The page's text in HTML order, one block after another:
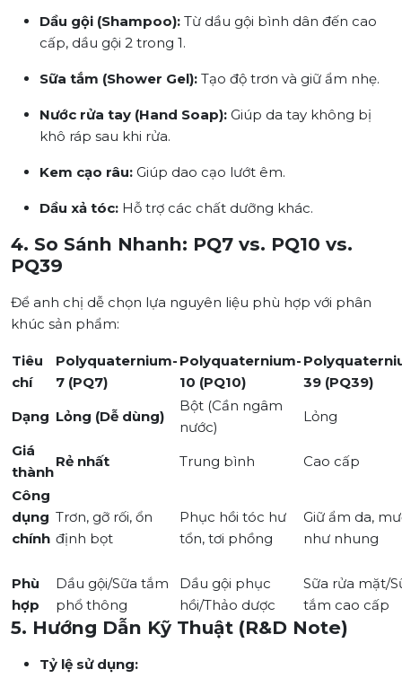
Dầu gội (Shampoo): Từ dầu gội bình dân đến cao
cấp, dầu gội 2 trong 1.
Sữa tắm (Shower Gel): Tạo độ trơn và giữ ẩm nhẹ.
Nước rửa tay (Hand Soap): Giúp da tay không bị
khô ráp sau khi rửa.
Kem cạo râu: Giúp dao cạo lướt êm.
Dầu xả tóc: Hỗ trợ các chất dưỡng khác.
4. So Sánh Nhanh: PQ7 vs. PQ10 vs.
PQ39
Để anh chị dễ chọn lựa nguyên liệu phù hợp với phân
khúc sản phẩm:
Tiêu
chí
Polyquaternium-
7 (PQ7)
Polyquaternium-
10 (PQ10)
39 (PQ39)
Dạng Lỏng (Dễ dùng)
Bột (Cần ngâm
nước)
Lỏng
Giá
thành
Rẻ nhất Trung bình
Cao cấp
Công
dụng
chính
Trơn, gỡ rối, ổn
định bọt
Phục hồi tóc hư
tổn, tơi phồng
Giữ ẩm da,
như nhung
Phù
hợp
Dầu gội/Sữa tắm
phổ thông
Dầu gội phục
hồi/Thảo dược
Sữa rửa mặt/
tắm cao cấp
5. Hướng Dẫn Kỹ Thuật (R&D Note)
Tỷ lệ sử dụng: